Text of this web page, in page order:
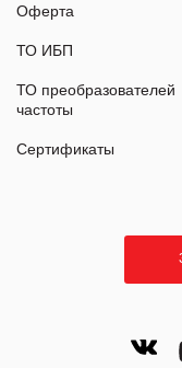
Оферта
ТО ИБП
ТО преобразователей
частоты
Сертификаты